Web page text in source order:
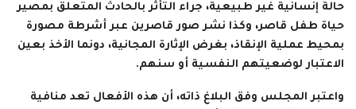
حالة إنسانية غير طبيعية، جراء التأثر بالحادث المتعلق بمصير
حياة طفل قاصر، وكذا نشر صور قاصرين عبر أشرطة مصورة
بمحيط عملية الإنقاذ، بغرض الإثارة المجانية، دونما الأخذ بعين
الاعتبار لوضعيتهم النفسية أو سنهم.
واعتبر المجلس وفق البلاغ ذاته، أن هذه الأفعال تعد منافية